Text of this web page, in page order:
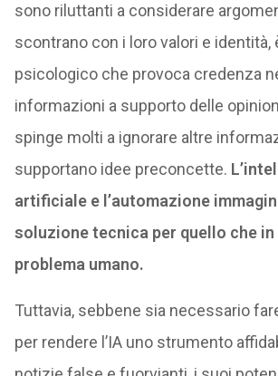
sono riluttanti a considerare
scontrano con i loro valori e
psicologico che provoca credenza
informazioni a supporto delle
spinge molti a ignorare altre
supportano idee preconcette.
artificiale e l’automazione
soluzione tecnica per quello che in
problema umano.
Tuttavia, sebbene sia necessario
per rendere l’IA uno strumento